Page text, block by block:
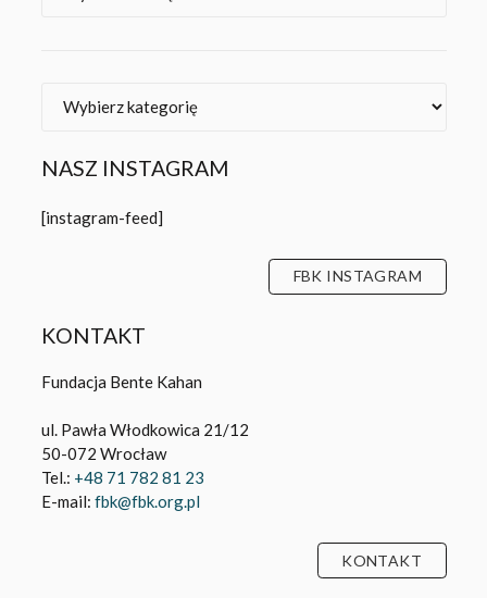
NASZ INSTAGRAM
[instagram-feed]
FBK INSTAGRAM
KONTAKT
Fundacja Bente Kahan
ul. Pawła Włodkowica 21/12
50-072 Wrocław
Tel.: +48 71 782 81 23
E-mail: fbk@fbk.org.pl
KONTAKT